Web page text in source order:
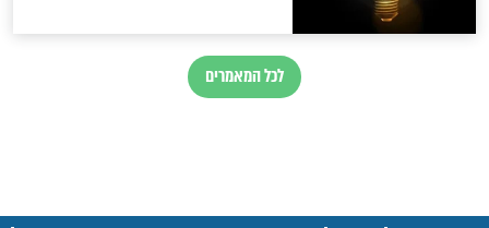
ההסכם החשאי של טראמפ
ואיראן: בלי שקיפות ועם הרבה